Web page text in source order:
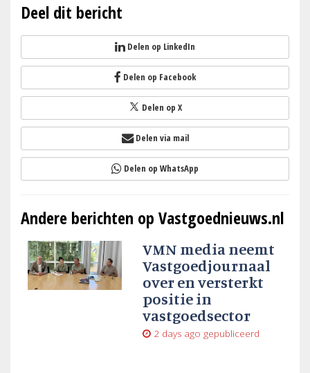
Deel dit bericht
Delen op LinkedIn
Delen op Facebook
Delen op X
Delen via mail
Delen op WhatsApp
Andere berichten op Vastgoednieuws.nl
VMN media neemt
Vastgoedjournaal
over en versterkt
positie in
vastgoedsector
2 days ago gepubliceerd